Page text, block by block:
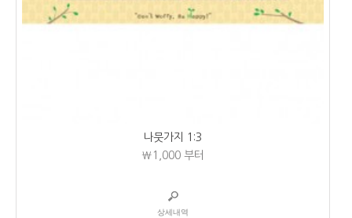
나뭇가지 1:3
₩1,000부터
상세내역